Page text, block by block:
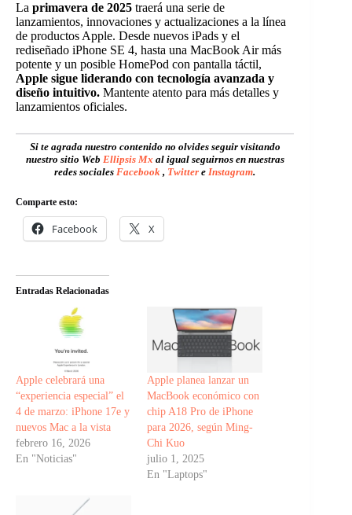
La primavera de 2025 traerá una serie de
lanzamientos, innovaciones y actualizaciones a la línea
de productos Apple. Desde nuevos iPads y el
rediseñado iPhone SE 4, hasta una MacBook Air más
potente y un posible HomePod con pantalla táctil,
Apple sigue liderando con tecnología avanzada y
diseño intuitivo. Mantente atento para más detalles y
lanzamientos oficiales.
Si te agrada nuestro contenido no olvides seguir visitando
nuestro sitio Web Ellipsis Mx al igual seguirnos en nuestras
redes socialesFacebook , Twitter eInstagram.
Comparte esto:
Facebook X
Entradas Relacionadas
Apple celebrará una
“experiencia especial” el
4 de marzo: iPhone 17e y
nuevos Mac a la vista
febrero 16, 2026
En "Noticias"
Apple planea lanzar un
MacBook económico con
chip A18 Pro de iPhone
para 2026, según Ming-
Chi Kuo
julio 1, 2025
En "Laptops"